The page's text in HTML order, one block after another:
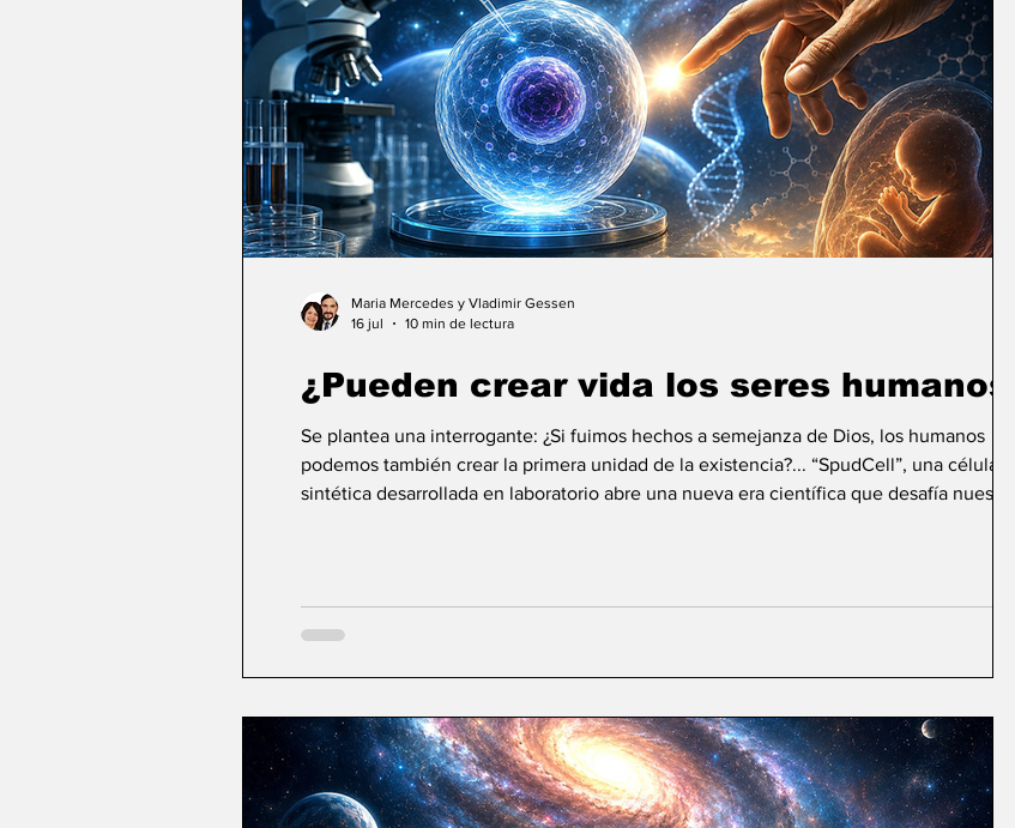
¿Pueden crear vida los seres humanos?
Se plantea una interrogante: ¿Si fuimos hechos a semejanza de Dios, los humanos
podemos también crear la primera unidad de la existencia?... “SpudCell”, una célula
sintética desarrollada en laboratorio abre una nueva era científica que desafía nuestras
Maria Mercedes y Vladimir Gessen
16 jul
10 min de lectura